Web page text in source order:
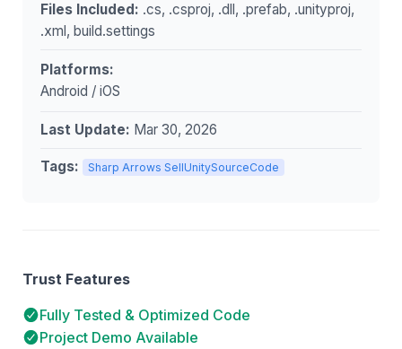
Files Included: .cs, .csproj, .dll, .prefab, .unityproj,
.xml, build.settings
Platforms:
Android / iOS
Last Update: Mar 30, 2026
Tags: Sharp Arrows SellUnitySourceCode
Trust Features
Fully Tested & Optimized Code
Project Demo Available